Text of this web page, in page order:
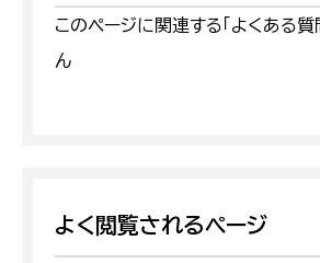
このページに関連する「よくある質
ん
よく閲覧されるページ